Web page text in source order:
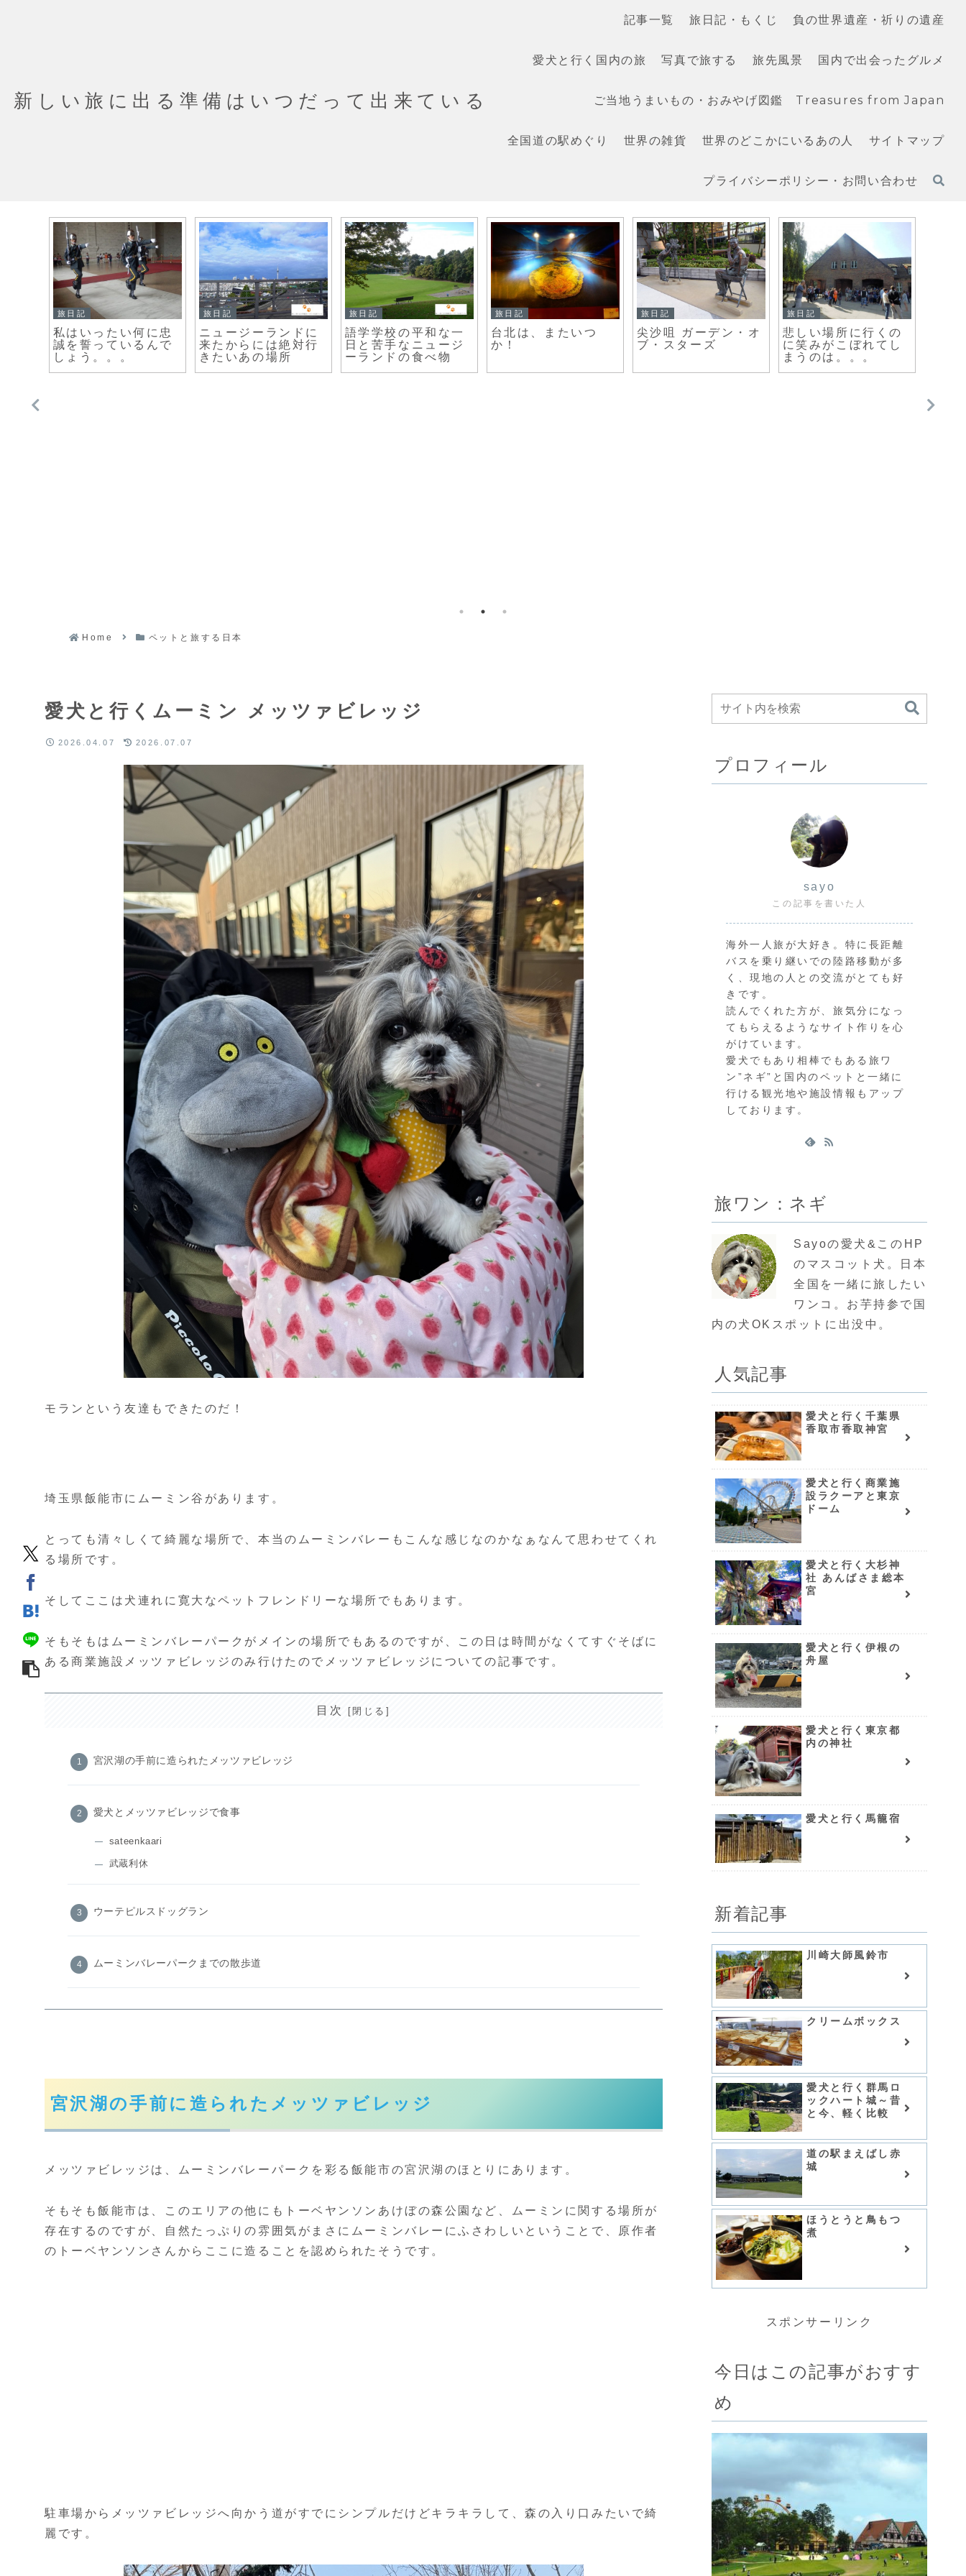
新しい旅に出る準備はいつだって出来ている
記事一覧 旅日記・もくじ 負の世界遺産・祈りの遺産
愛犬と行く国内の旅 写真で旅する 旅先風景 国内で出会ったグルメ
ご当地うまいもの・おみやげ図鑑 Treasures from Japan
全国道の駅めぐり 世界の雑貨 世界のどこかにいるあの人 サイトマップ
プライバシーポリシー・お問い合わせ
旅日記
私はいったい何に忠
誠を誓っているんで
しょう。。。
旅日記
ニュージーランドに
来たからには絶対行
きたいあの場所
旅日記
語学学校の平和な一
日と苦手なニュージ
ーランドの食べ物
旅日記
台北は、またいつ
か！
旅日記
尖沙咀 ガーデン・オ
ブ・スターズ
旅日記
悲しい場所に行くの
に笑みがこぼれてし
まうのは。。。
Home ペットと旅する日本
愛犬と行くムーミン メッツァビレッジ
2026.04.07 2026.07.07
モランという友達もできたのだ！
埼玉県飯能市にムーミン谷があります。
とっても清々しくて綺麗な場所で、本当のムーミンバレーもこんな感じなのかなぁなんて思わせてくれ
る場所です。
そしてここは犬連れに寛大なペットフレンドリーな場所でもあります。
そもそもはムーミンバレーパークがメインの場所でもあるのですが、この日は時間がなくてすぐそばに
ある商業施設メッツァビレッジのみ行けたのでメッツァビレッジについての記事です。
目次
宮沢湖の手前に造られたメッツァビレッジ
愛犬とメッツァビレッジで食事
sateenkaari
武蔵利休
ウーテピルスドッグラン
ムーミンバレーパークまでの散歩道
宮沢湖の手前に造られたメッツァビレッジ
メッツァビレッジは、ムーミンバレーパークを彩る飯能市の宮沢湖のほとりにあります。
そもそも飯能市は、このエリアの他にもトーベヤンソンあけぼの森公園など、ムーミンに関する場所が
存在するのですが、自然たっぷりの雰囲気がまさにムーミンバレーにふさわしいということで、原作者
のトーベヤンソンさんからここに造ることを認められたそうです。
駐車場からメッツァビレッジへ向かう道がすでにシンプルだけどキラキラして、森の入り口みたいで綺
麗です。
プロフィール
sayo
この記事を書いた人
海外一人旅が大好き。特に長距離
バスを乗り継いでの陸路移動が多
く、現地の人との交流がとても好
きです。
読んでくれた方が、旅気分になっ
てもらえるようなサイト作りを心
がけています。
愛犬でもあり相棒でもある旅ワ
ン”ネギ”と国内のペットと一緒に
行ける観光地や施設情報もアップ
しております。
旅ワン：ネギ
Sayoの愛犬&このHP
のマスコット犬。日本
全国を一緒に旅したい
ワンコ。お芋持参で国
内の犬OKスポットに出没中。
人気記事
愛犬と行く千葉県
香取市香取神宮
愛犬と行く商業施
設ラクーアと東京
ドーム
愛犬と行く大杉神
社 あんばさま総本
宮
愛犬と行く伊根の
舟屋
愛犬と行く東京都
内の神社
愛犬と行く馬籠宿
新着記事
川崎大師風鈴市
クリームボックス
愛犬と行く群馬ロ
ックハート城～昔
と今、軽く比較
道の駅まえばし赤
城
ほうとうと鳥もつ
煮
スポンサーリンク
今日はこの記事がおすす
め